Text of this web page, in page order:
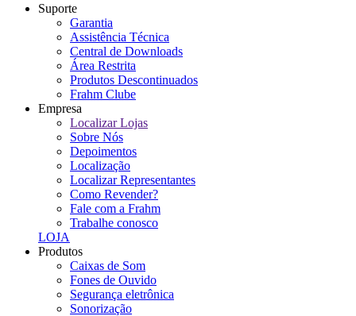
Suporte
Garantia
Assistência Técnica
Central de Downloads
Área Restrita
Produtos Descontinuados
Frahm Clube
Empresa
Localizar Lojas
Sobre Nós
Depoimentos
Localização
Localizar Representantes
Como Revender?
Fale com a Frahm
Trabalhe conosco
LOJA
Produtos
Caixas de Som
Fones de Ouvido
Segurança eletrônica
Sonorização